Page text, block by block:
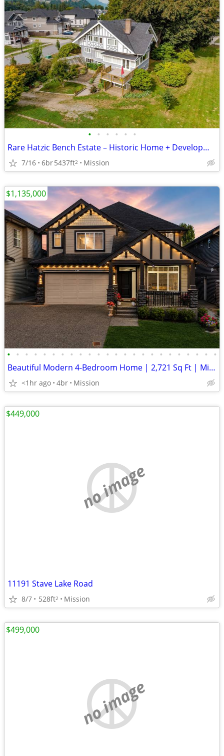
• • • • • •
Rare Hatzic Bench Estate – Historic Home + Development Potential
7/16 6br5437ft2 Mission
• • • • • • • • • • • • • • • • • • • • • • • •
Beautiful Modern 4-Bedroom Home | 2,721 Sq Ft | Mission, BC
<1hr ago 4br Mission
$1,135,000
no image
11191 Stave Lake Road
8/7 528ft2 Mission
$449,000
no image
$499,000